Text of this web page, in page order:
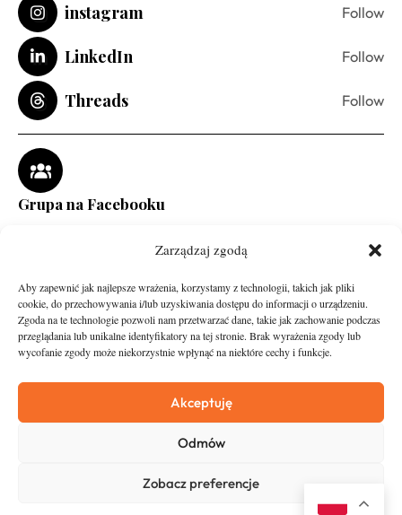
Zarządzaj zgodą
Aby zapewnić jak najlepsze wrażenia, korzystamy z technologii, takich jak pliki
cookie, do przechowywania i/lub uzyskiwania dostępu do informacji o urządzeniu.
Zgoda na te technologie pozwoli nam przetwarzać dane, takie jak zachowanie podczas
przeglądania lub unikalne identyfikatory na tej stronie. Brak wyrażenia zgody lub
wycofanie zgody może niekorzystnie wpłynąć na niektóre cechy i funkcje.
Akceptuję
Odmów
Zobacz preferencje
instagram Follow
LinkedIn Follow
Threads Follow
Grupa na Facebooku
Asfalt
O nas
Zostań Patronem
Kontakt